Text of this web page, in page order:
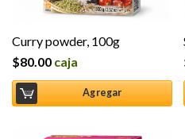
Curry powder, 100g
$80.00 caja
Agregar